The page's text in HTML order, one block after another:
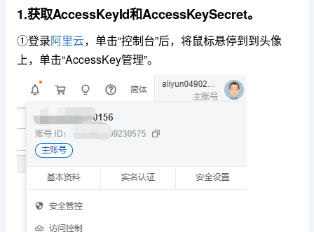
1.获取AccessKeyId和AccessKeySecret。
①登录阿里云，单击“控制台”后，将鼠标悬停到到头像
上，单击“AccessKey管理”。